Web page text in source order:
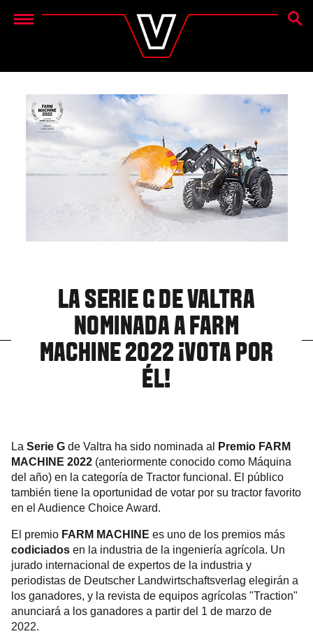
Menu
LA SERIE G DE VALTRA
NOMINADA A FARM
MACHINE 2022 ¡VOTA POR
ÉL!
La Serie G de Valtra ha sido nominada al
Premio FARM
MACHINE 2022 (anteriormente conocido como Máquina
del año) en la categoría de Tractor funcional. El público
también tiene la oportunidad de votar por su tractor favorito
en el Audience Choice Award.
El premio FARM MACHINE es uno de los premios más
codiciados en la industria de la ingeniería agrícola. Un
jurado internacional de expertos de la industria y
periodistas de Deutscher Landwirtschaftsverlag elegirán a
los ganadores, y la revista de equipos agrícolas "Traction"
anunciará a los ganadores a partir del 1 de marzo de
2022.